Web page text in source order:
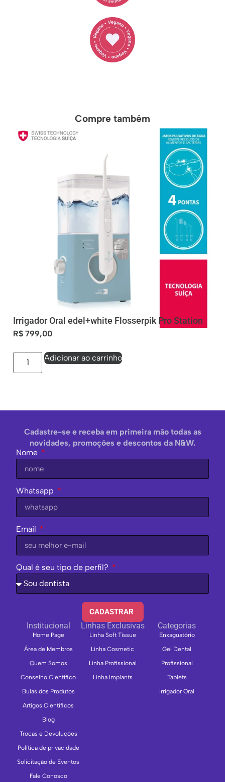
Compre também
Irrigador Oral edel+white Flosserpik Pro Station
R$ 799,00
Adicionar ao carrinho
Institucional
Home Page
Área de Membros
Quem Somos
Conselho Científico
Bulas dos Produtos
Artigos Científicos
Blog
Trocas e Devoluções
Política de privacidade
Solicitação de Eventos
Fale Conosco
Linhas Exclusivas
Linha Soft Tissue
Linha Cosmetic
Linha Profissional
Linha Implants
Categorias
Enxaguatório
Gel Dental
Profissional
Tablets
Irrigador Oral
Cadastre-se e receba em primeira mão todas as
novidades, promoções e descontos da N&W.
Nome
Whatsapp
Email
Qual é seu tipo de perfil?
CADASTRAR